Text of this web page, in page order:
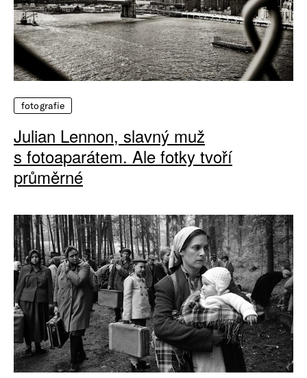
fotografie
Julian Lennon, slavný muž
s fotoaparátem. Ale fotky tvoří
průměrné